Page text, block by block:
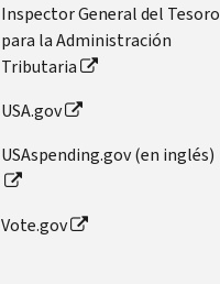
Inspector General del Tesoro
para la Administración
Tributaria
USA.gov
USAspending.gov (en inglés)
Vote.gov